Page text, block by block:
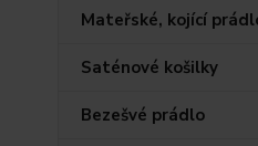
Mateřské, kojící
Saténové košilky
Bezešvé prádlo